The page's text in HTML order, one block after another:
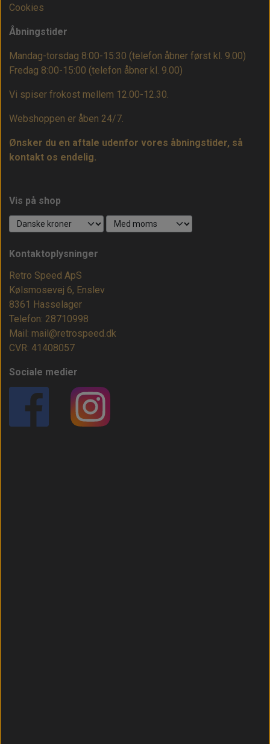
Cookies
Åbningstider
Mandag-torsdag 8:00-15:30 (telefon åbner først kl. 9.00)
Fredag 8:00-15:00 (telefon åbner kl. 9.00)
Vi spiser frokost mellem 12.00-12.30.
Webshoppen er åben 24/7.
Ønsker du en aftale udenfor vores åbningstider, så
kontakt os endelig.
Vis på shop
Kontaktoplysninger
Retro Speed ApS
Kølsmosevej 6, Enslev
8361 Hasselager
Telefon: 28710998
Mail: mail@retrospeed.dk
CVR: 41408057
Sociale medier